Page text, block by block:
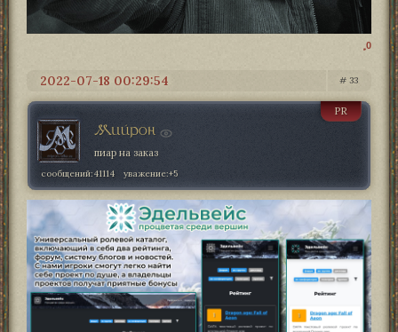
0
33
2022-07-18 00:29:54
Мийрон
PR
пиар на заказ
сообщений:41114 уважение:+5